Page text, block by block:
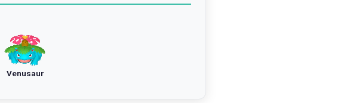
Venusaur